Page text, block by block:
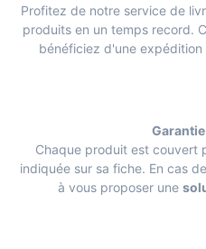
Profitez de notre service de
produits en un temps record.
bénéficiez d'une
Chaque produit est couvert
indiquée sur sa fiche. En cas
à vous proposer une